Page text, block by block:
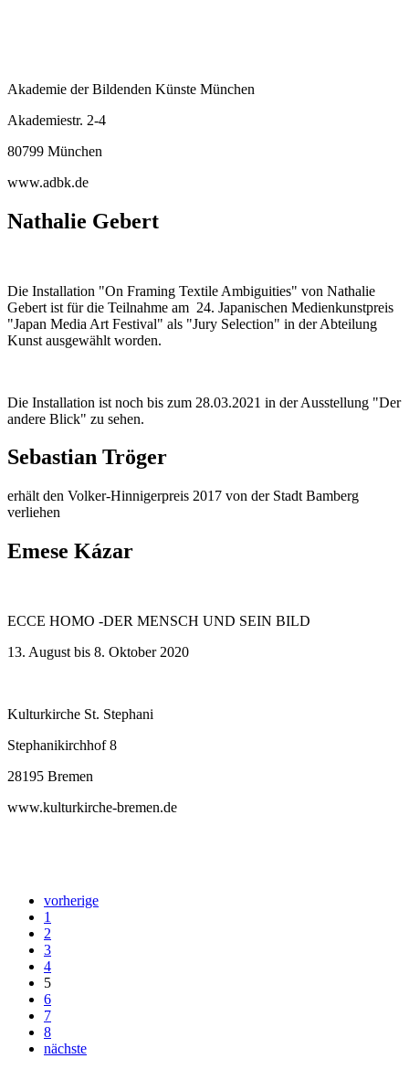
Akademie der Bildenden Künste München
Akademiestr. 2-4
80799 München
www.adbk.de
Nathalie Gebert
Die Installation "On Framing Textile Ambiguities" von Nathalie
Gebert ist für die Teilnahme am 24. Japanischen Medienkunstpreis
"Japan Media Art Festival" als "Jury Selection" in der Abteilung
Kunst ausgewählt worden.
Die Installation ist noch bis zum 28.03.2021 in der Ausstellung "Der
andere Blick" zu sehen.
Sebastian Tröger
erhält den Volker-Hinnigerpreis 2017 von der Stadt Bamberg
verliehen
Emese Kázar
ECCE HOMO -DER MENSCH UND SEIN BILD
13. August bis 8. Oktober 2020
Kulturkirche St. Stephani
Stephanikirchhof 8
28195 Bremen
www.kulturkirche-bremen.de
vorherige
1
2
3
4
5
6
7
8
nächste